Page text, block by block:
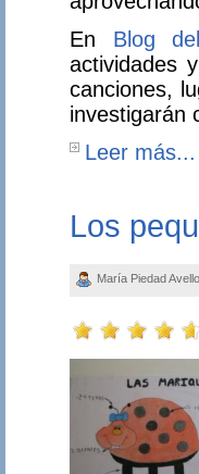
En Blog
actividades
canciones,
investigarán
Leer más...
Los
María Piedad Avello